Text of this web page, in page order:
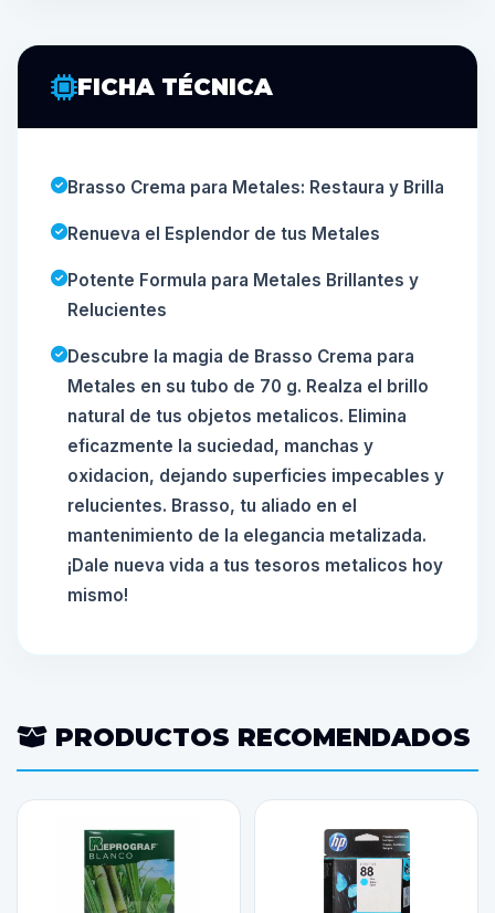
FICHA TÉCNICA
Brasso Crema para Metales: Restaura y Brilla
Renueva el Esplendor de tus Metales
Potente Formula para Metales Brillantes y
Relucientes
Descubre la magia de Brasso Crema para
Metales en su tubo de 70 g. Realza el brillo
natural de tus objetos metalicos. Elimina
eficazmente la suciedad, manchas y
oxidacion, dejando superficies impecables y
relucientes. Brasso, tu aliado en el
mantenimiento de la elegancia metalizada.
¡Dale nueva vida a tus tesoros metalicos hoy
mismo!
PRODUCTOS RECOMENDADOS